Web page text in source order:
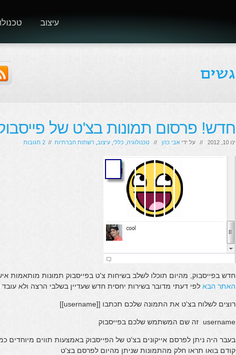
עיצוב
חדש! פרסום תמונות בצ'ט של
ינו 10, 2012 // על ידי אבי כהן // טכנולוגיה כללי עיצוב רשתות חברתיות // 2 תגובות
חדש בפייסבוק, מהיום תוכלו לשלב בשיחות צ'ט בפייסבוק תמונות מותאמות
האתר הבא לפי דעתי מדובר בשירות יחסית חדש שעדיין בשלבי הרצה ולא
רוצים לשלוח בצ'ט את התמונה שלכם תכתבו [[username]]
username זה שם המשתמש שלכם בפייסבוק
בעבר היה ניתן לפרסם אייקונים בצ'ט של הפייסבוק באמצעות תווים
קודם בואו תראו חלק מהתמונות שניתן מהיום לפרסם בצ'ט